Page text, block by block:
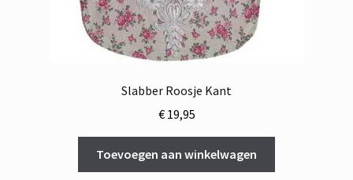
Slabber Roosje Kant
€19,95
Toevoegen aan winkelwagen